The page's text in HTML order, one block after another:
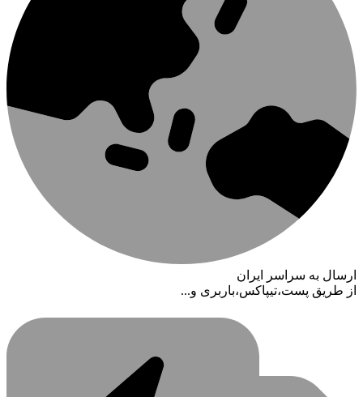
ارسال به سراسر ایران
از طریق پست،تیپاکس،باربری و...